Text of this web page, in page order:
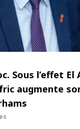
Sous l’effet El
augmente